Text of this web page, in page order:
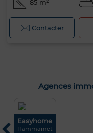
85 m²
Contacter
Agences
Easyhome
Hammamet